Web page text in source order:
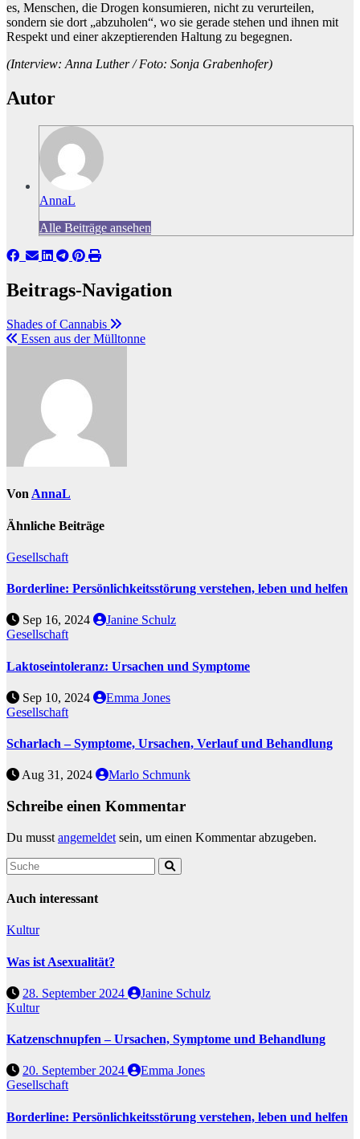
es, Menschen, die Drogen konsumieren, nicht zu verurteilen,
sondern sie dort „abzuholen“, wo sie gerade stehen und ihnen mit
Respekt und einer akzeptierenden Haltung zu begegnen.
(Interview: Anna Luther / Foto: Sonja Grabenhofer)
Autor
AnnaL
Alle Beiträge ansehen
Beitrags-Navigation
Shades of Cannabis
Essen aus der Mülltonne
Von AnnaL
Ähnliche Beiträge
Gesellschaft
Borderline: Persönlichkeitsstörung verstehen, leben und helfen
Sep 16, 2024
Janine Schulz
Gesellschaft
Laktoseintoleranz: Ursachen und Symptome
Sep 10, 2024
Emma Jones
Gesellschaft
Scharlach – Symptome, Ursachen, Verlauf und Behandlung
Aug 31, 2024 Marlo Schmunk
Schreibe einen Kommentar
Du musst angemeldet sein, um einen Kommentar abzugeben.
Auch interessant
Kultur
Was ist Asexualität?
28. September 2024
Janine Schulz
Kultur
Katzenschnupfen – Ursachen, Symptome und Behandlung
20. September 2024
Emma Jones
Gesellschaft
Borderline: Persönlichkeitsstörung verstehen, leben und helfen